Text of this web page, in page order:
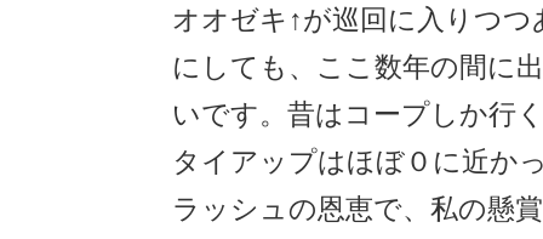
オオゼキ↑が巡回に入りつつ
にしても、ここ数年の間に
いです。昔はコープしか行
タイアップはほぼ０に近か
ラッシュの恩恵で、私の懸